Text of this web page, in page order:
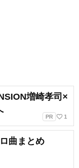
増崎孝司×
PR favorite_border 1
曲まとめ